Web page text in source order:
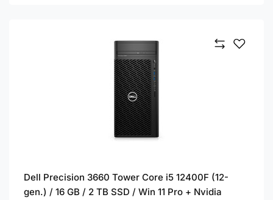
Dell Precision 3660 Tower Core i5 12400F (12-
gen.) / 16 GB / 2 TB SSD / Win 11 Pro + Nvidia